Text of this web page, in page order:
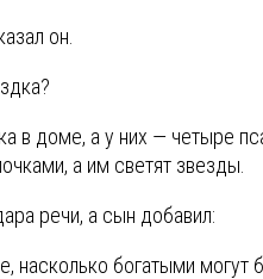
он.
в доме, а у них — четыре
а им светят звезды.
речи, а сын добавил:
насколько богатыми могут